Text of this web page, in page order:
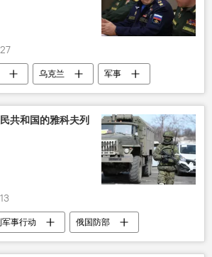
乌克兰 军事
共和国的雅科夫列
事行动
俄国防部
居点 控制